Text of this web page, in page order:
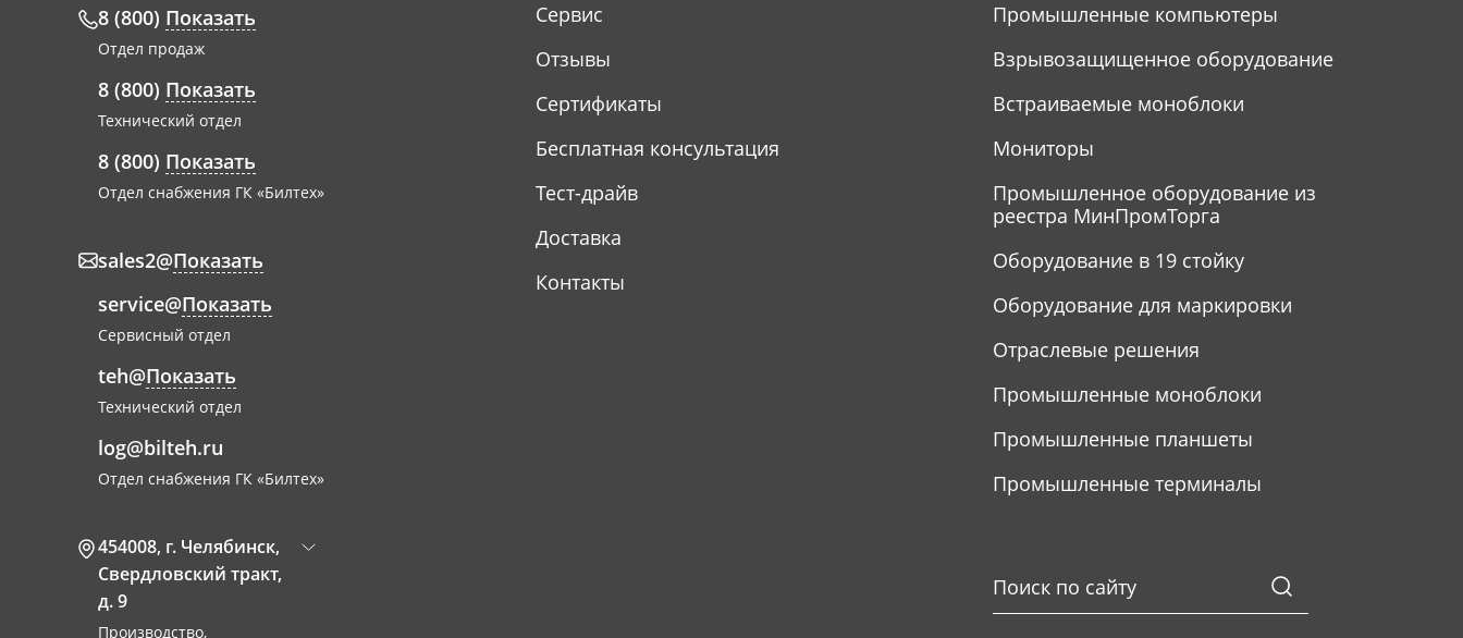
8 (800) Показать
Отдел продаж
8 (800) Показать
Технический отдел
8 (800) Показать
Отдел снабжения ГК «Билтех»
sales2@Показать
service@Показать
Сервисный отдел
teh@Показать
Технический отдел
log@bilteh.ru
Отдел снабжения ГК «Билтех»
454008, г. Челябинск,
Свердловский тракт,
д. 9
Производство,
Сервис
Отзывы
Сертификаты
Бесплатная консультация
Тест-драйв
Доставка
Контакты
Промышленные компьютеры
Взрывозащищенное оборудование
Встраиваемые моноблоки
Мониторы
Промышленное оборудование из
реестра МинПромТорга
Оборудование в 19 стойку
Оборудование для маркировки
Отраслевые решения
Промышленные моноблоки
Промышленные планшеты
Промышленные терминалы